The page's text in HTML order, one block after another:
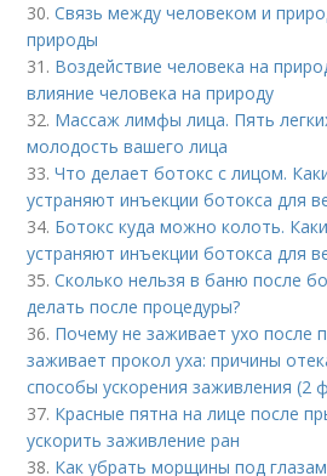
30.Связь между человеком и
природы
31. Воздействие человека на
влияние человека на природу
32. Массаж лимфы лица. Пять
молодость вашего лица
33.Что делает ботокс с лицом.
устраняют инъекции ботокса для
34. Ботокс куда можно колоть.
устраняют инъекции ботокса для
35.Сколько нельзя в баню после
делать после процедуры?
36. Почему не заживает ухо после
заживает прокол уха: причины
способы ускорения заживления (2
37. Красные пятна на лице после
ускорить заживление ран
38. Как убрать морщины под